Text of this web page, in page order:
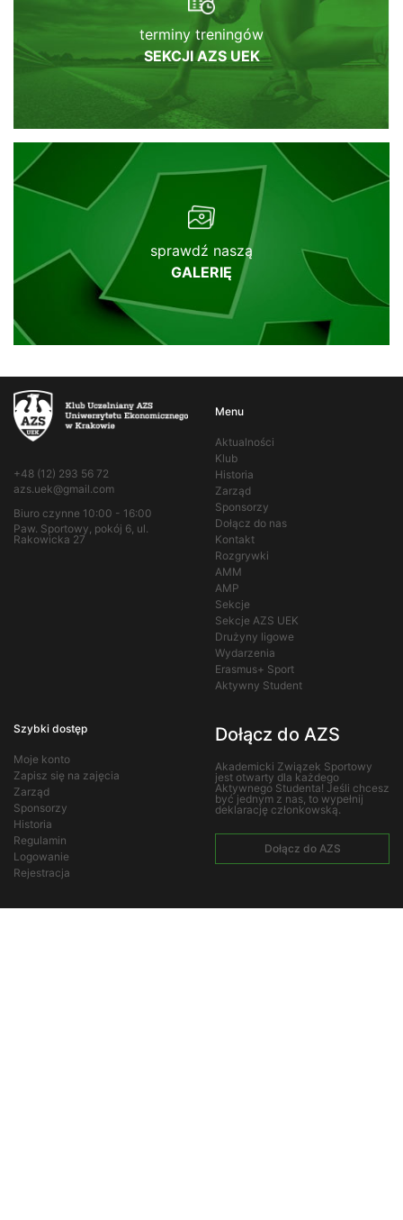
terminy treningów
SEKCJI AZS UEK
sprawdź naszą
GALERIĘ
+48 (12) 293 56 72
azs.uek@gmail.com
Biuro czynne 10:00 - 16:00
Paw. Sportowy, pokój 6, ul.
Rakowicka 27
Menu
Aktualności
Klub
Historia
Zarząd
Sponsorzy
Dołącz do nas
Kontakt
Rozgrywki
AMM
AMP
Sekcje
Sekcje AZS UEK
Drużyny ligowe
Wydarzenia
Erasmus+ Sport
Aktywny Student
Szybki dostęp
Moje konto
Zapisz się na zajęcia
Zarząd
Sponsorzy
Historia
Regulamin
Logowanie
Rejestracja
Dołącz do AZS
Akademicki Związek Sportowy
jest otwarty dla każdego
Aktywnego Studenta! Jeśli chcesz
być jednym z nas, to wypełnij
deklarację członkowską.
Dołącz do AZS